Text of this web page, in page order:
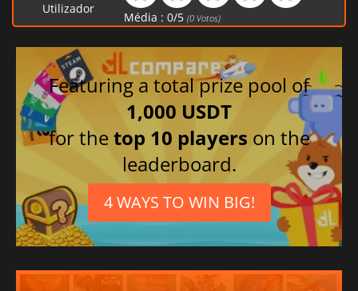
Italiano
Português brasileiro
Chinês tradicional
Francês
Alemão
Japonês
Coreano
Utilizador
Média : 0/5 (0Votos)
Featuring a total prize pool of
1,000 USDT
for thetop 10 players on the
leaderboard.
4 WAYS TO WIN BIG!